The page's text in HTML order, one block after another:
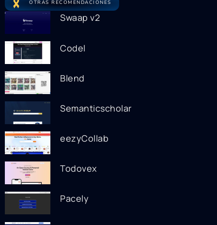
OTRAS RECOMENDACIONES
Swaap v2
Codel
Blend
Semanticscholar
eezyCollab
Todovex
Pacely